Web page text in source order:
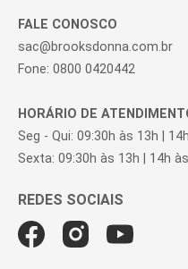
FALE CONOSCO
sac@brooksdonna.com.br
Fone: 0800 0420442
HORÁRIO DE
Seg - Qui: 09:30h às 13h |
Sexta: 09:30h às 13h | 14h